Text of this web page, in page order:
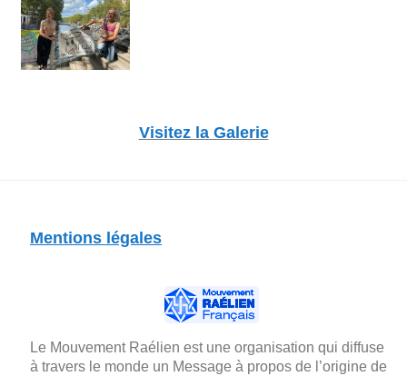
Visitez la Galerie
Mentions légales
Le Mouvement Raélien est une organisation qui diffuse
à travers le monde un Message à propos de l’origine de